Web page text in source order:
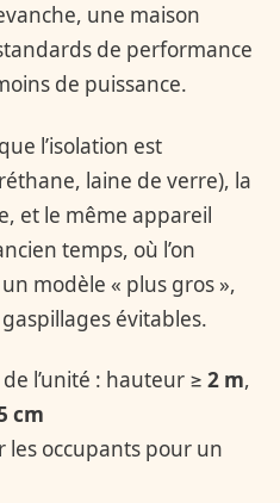
une maison
de performance
de puissance.
l’isolation est
laine de verre), la
et le même appareil
temps, où l’on
modèle « plus gros »,
évitables.
l’unité : hauteur ≥ 2 m,
cm
les occupants pour un